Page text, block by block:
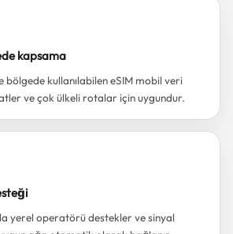
kapsama
bölgede kullanılabilen eSIM mobil veri
ve çok ülkeli rotalar için uygundur.
yerel operatörü destekler ve sinyal